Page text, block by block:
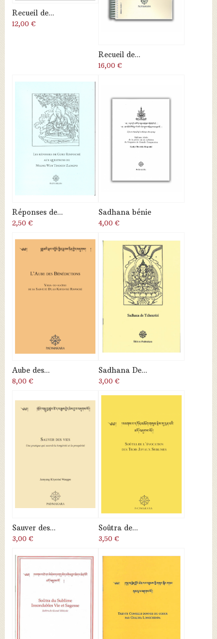
Recueil de...
12,00 €
Recueil de...
16,00 €
Réponses de...
2,50 €
Sadhana bénie
4,00 €
Aube des...
8,00 €
Sadhana De...
3,00 €
Sauver des...
3,00 €
Soûtra de...
3,50 €